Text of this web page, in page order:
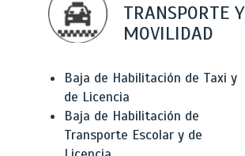
TRANSPORTE Y
MOVILIDAD
Baja de Habilitación de Taxi y
de Licencia
Baja de Habilitación de
Transporte Escolar y de